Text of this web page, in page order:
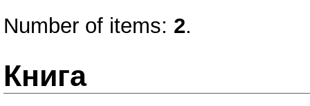
Number of items: 2.
Книга